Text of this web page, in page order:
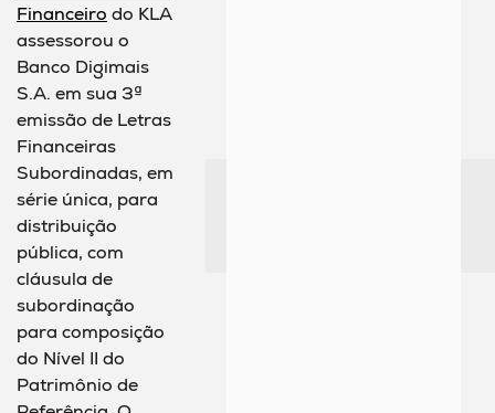
Financeiro do KLA
assessorou o
Banco Digimais
S.A. em sua 3ª
emissão de Letras
Financeiras
Subordinadas, em
série única, para
distribuição
pública, com
cláusula de
subordinação
para composição
do Nível II do
Patrimônio de